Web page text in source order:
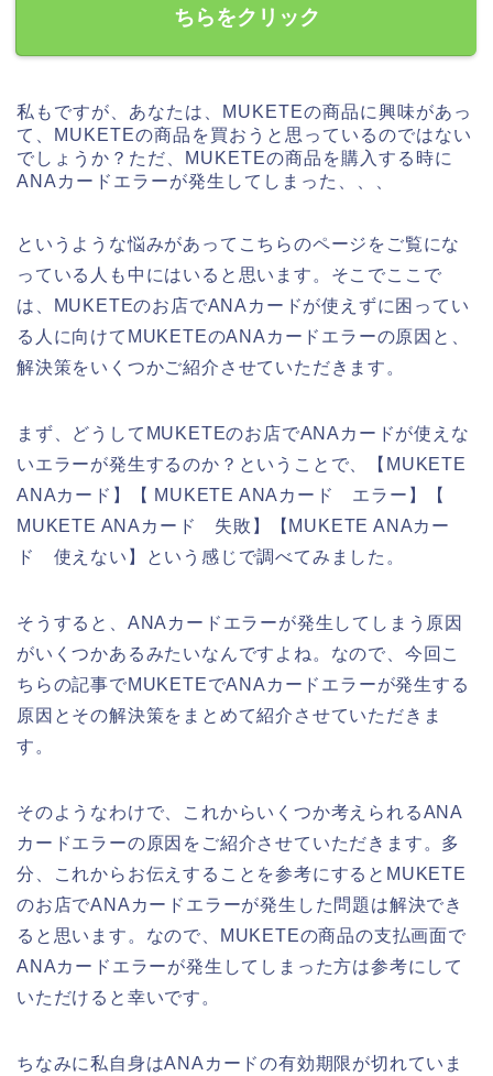
ちらをクリック
私もですが、あなたは、MUKETEの商品に興味があっ
て、MUKETEの商品を買おうと思っているのではない
でしょうか？ただ、MUKETEの商品を購入する時に
ANAカードエラーが発生してしまった、、、
というような悩みがあってこちらのページをご覧にな
っている人も中にはいると思います。そこでここで
は、MUKETEのお店でANAカードが使えずに困ってい
る人に向けてMUKETEのANAカードエラーの原因と、
解決策をいくつかご紹介させていただきます。
まず、どうしてMUKETEのお店でANAカードが使えな
いエラーが発生するのか？ということで、【MUKETE
ANAカード】【 MUKETE ANAカード エラー】【
MUKETE ANAカード 失敗】【MUKETE ANAカー
ド 使えない】という感じで調べてみました。
そうすると、ANAカードエラーが発生してしまう原因
がいくつかあるみたいなんですよね。なので、今回こ
ちらの記事でMUKETEでANAカードエラーが発生する
原因とその解決策をまとめて紹介させていただきま
す。
そのようなわけで、これからいくつか考えられるANA
カードエラーの原因をご紹介させていただきます。多
分、これからお伝えすることを参考にするとMUKETE
のお店でANAカードエラーが発生した問題は解決でき
ると思います。なので、MUKETEの商品の支払画面で
ANAカードエラーが発生してしまった方は参考にして
いただけると幸いです。
ちなみに私自身はANAカードの有効期限が切れていま